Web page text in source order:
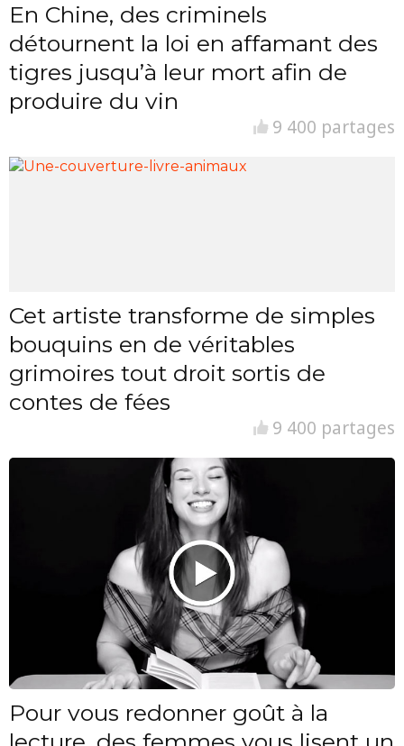
En Chine, des criminels
détournent la loi en affamant des
tigres jusqu’à leur mort afin de
produire du vin
9 400 partages
Cet artiste transforme de simples
bouquins en de véritables
grimoires tout droit sortis de
contes de fées
9 400 partages
Pour vous redonner goût à la